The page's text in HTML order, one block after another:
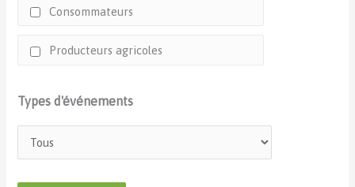
Consommateurs
Producteurs agricoles
Types d'événements